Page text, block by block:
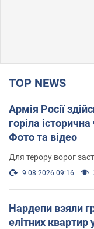
TOP NEWS
Армія Росії
горіла
Фото та відео
Для терору ворог
9.08.2026 09:16
Нардепи взяли
елітних квартир